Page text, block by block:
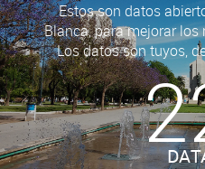
Estos son datos
Blanca, para mejorar
Los datos son tuyos,